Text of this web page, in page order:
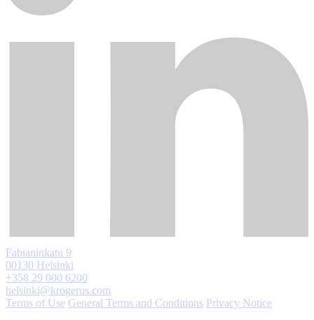
Fabianinkatu 9
00130 Helsinki
+358 29 000 6200
helsinki@krogerus.com
Terms of Use General Terms and Conditions Privacy Notice